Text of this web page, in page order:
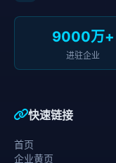
9000万+
进驻企业
快速链接
首页
企业黄页